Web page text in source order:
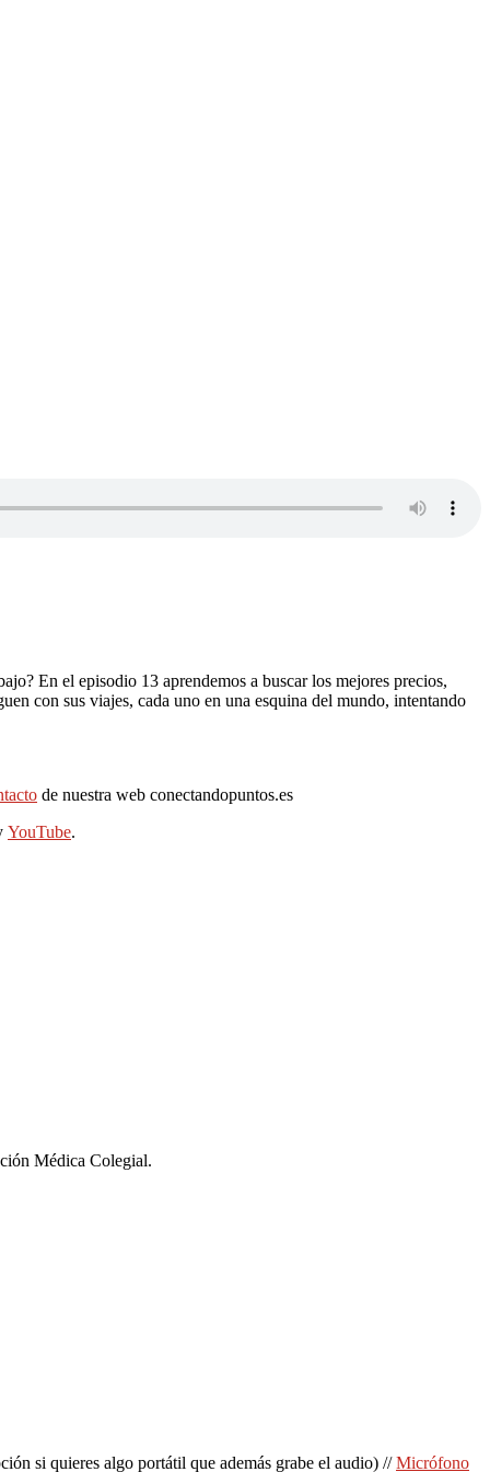
En el episodio 13 aprendemos a buscar los mejores precios,
con sus viajes, cada uno en una esquina del mundo, intentando
de nuestra web conectandopuntos.es
YouTube.
Médica Colegial.
si quieres algo portátil que además grabe el audio) //Micrófono